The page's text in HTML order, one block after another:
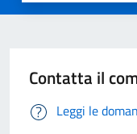
Contatta il
Leggi le